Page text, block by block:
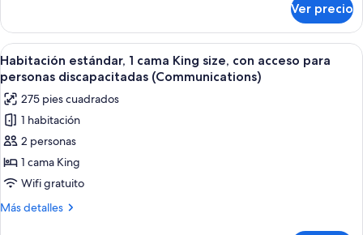
acceso
para
personas
discapacitadas
(Communications)
2
camas
Queen
size,
con
acceso
para
personas
discapacitadas
(Communications)
Ver precio
Abrir
todas
las
fotos
de
Habitación
estándar,
1
cama
Una cama bien hecha con un
8
Habitación estándar, 1 cama King size, con acceso para
personas discapacitadas (Communications)
275 pies cuadrados
1 habitación
2 personas
1 cama King
Wifi gratuito
Más detalles
Más